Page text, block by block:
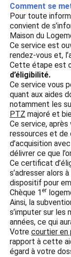
Comment se
Pour toute
convient de
Maison du
Ce service est
rendez-vous et,
Cette étape est
d’éligibilité.
Ce service vous
quant aux aides
notamment les
PTZ majoré et
Ce service,
ressources et de
d’acquisition
délivrer ce que
Ce certificat
s’adresser alors
dispositif pour
Chèque 1 er
Ainsi, la
s’imputer sur les
années, ce qui
Votre courtier en
rapport à cette
égard à votre